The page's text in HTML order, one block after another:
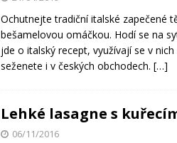
Ochutnejte tradiční italské zapečené
bešamelovou omáčkou. Hodí se na
jde o italský recept, využívají se v
seženete i v českých obchodech. […]
Lehké lasagne s
06/11/2016